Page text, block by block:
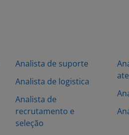
Analista de suporte
Analista de logistica
Analista de
recrutamento e
seleção